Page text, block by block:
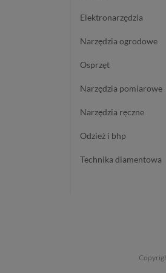
elektronarzędzia
narzędzia ogrodowe
osprzęt
narzędzia pomiarowe
narzędzia ręczne
odzież i bhp
technika diamentowa